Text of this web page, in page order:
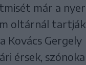
már a
oltárnál
Kovács Gergely
érsek, szónoka